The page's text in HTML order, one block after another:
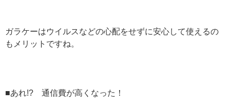
ガラケーはウイルスなどの心配をせずに安心して使えるの
もメリットですね。
■あれ!? 通信費が高くなった！